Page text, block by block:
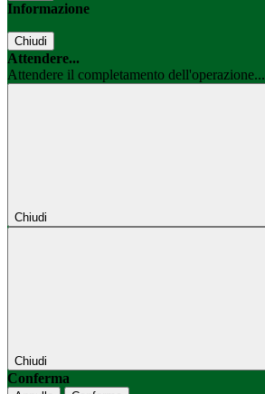
Informazione
Chiudi
Attendere...
Attendere il completamento dell'operazione...
Chiudi
Chiudi
Conferma